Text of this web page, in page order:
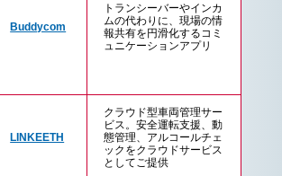
Buddycom
トランシーバーやインカ
ムの代わりに、現場の情
報共有を円滑化するコミ
ュニケーションアプリ
LINKEETH
クラウド型車両管理サー
ビス。安全運転支援、動
態管理、アルコールチェ
ックをクラウドサービス
としてご提供